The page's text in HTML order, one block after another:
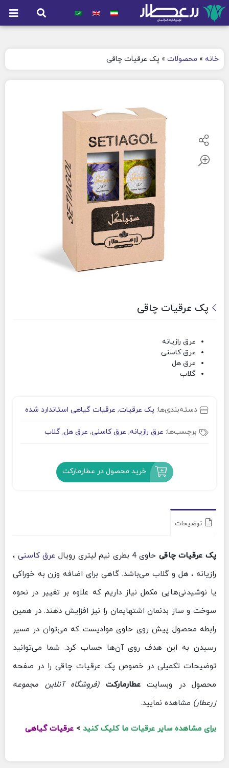
خانه » محصولات » پک عرقیات چاقی
پک عرقیات چاقی
عرق رازیانه
عرق کاسنی
عرق هل
گلاب
دسته‌بندی‌ها: پک عرقیات, عرقیات گیاهی استاندارد شده
برچسب‌ها: عرق رازیانه, عرق کاسنی, عرق هل, گلاب
خرید محصول در عطارمارکت
توضیحات
پک عرقیات چاقی حاوی 4 بطری نیم لیتری رویال عرق کاسنی ،
رازیانه ، هل و گلاب می‌باشد. گاهی برای اضافه وزن به خوراکی
یا نوشیدنی‌هایی مکمل نیاز داریم که علاوه بر تغییر در نحوه
سوخت و ساز بدنمان اشتهایمان را نیز افزایش دهند. در همین
رابطه محصول پیش روی حاوی موادیست که می‌توان در مسیر
رسیدن به این هدف روی آن‌ها حساب کرد. شما می‌توانید
توضیحات تکمیلی در خصوص پک عرقیات چاقی را در صفحه
محصول در وبسایتعطارمارکت
(فروشگاه آنلاین مجموعه
زرعطار) مشاهده نمایید.
برای مشاهده سایر عرقیات ما کلیک کنید > عرقیات گیاهی